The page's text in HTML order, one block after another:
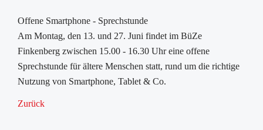
Offene Smartphone - Sprechstunde
Am Montag, den 13. und 27. Juni findet im BüZe
Finkenberg zwischen 15.00 - 16.30 Uhr eine offene
Sprechstunde für ältere Menschen statt, rund um die richtige
Nutzung von Smartphone, Tablet & Co.
Zurück